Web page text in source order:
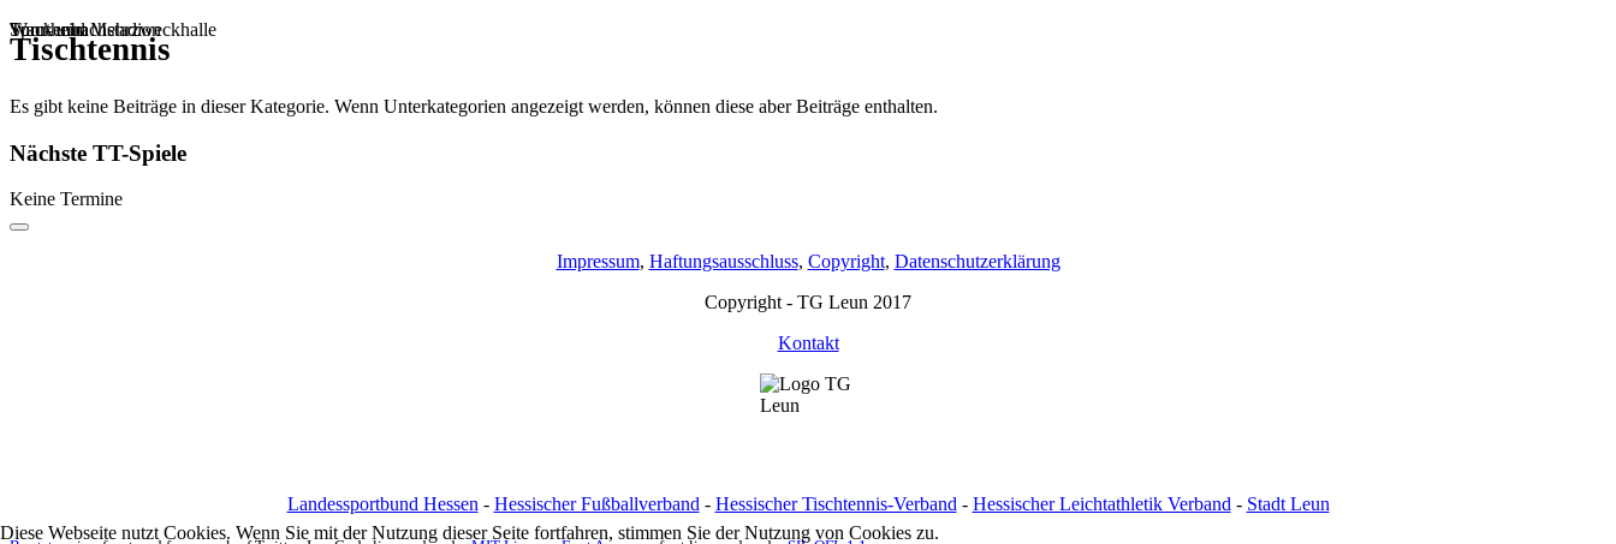
Sportheim
Turn- und Mehrzweckhalle
Wackenbachstadion
Tischtennis
Es gibt keine Beiträge in dieser Kategorie. Wenn Unterkategorien angezeigt werden, können diese aber Beiträge enthalten.
Nächste TT-Spiele
Keine Termine
Impressum, Haftungsausschluss, Copyright, Datenschutzerklärung
Copyright - TG Leun 2017
Kontakt
Landessportbund Hessen - Hessischer Fußballverband - Hessischer Tischtennis-Verband - Hessischer Leichtathletik Verband - Stadt Leun
Diese Webseite nutzt Cookies. Wenn Sie mit der Nutzung dieser Seite fortfahren, stimmen Sie der Nutzung von Cookies zu.